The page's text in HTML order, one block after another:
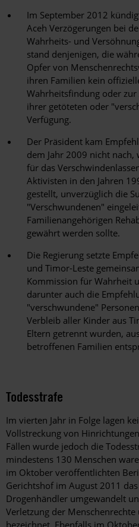
Im September 2012
Aceh Verzögerungen bei
Wahrheits- und
stand denjenigen, die
Opfer von
ihren Familien kein
Wahrheitsfindung oder
ihrer getöteten oder
Verfügung.
Der Präsident kam
dem Jahr 2009 nicht
für das
Aktivisten in den Jahren
gestellt, unverzüglich die
"Verschwundenen"
Familienangehörigen
gewährt werden sollte.
Die Regierung setzte
und Timor-Leste
Kommission für Wahrheit
darunter auch die
"verschwundene"
Verbleib aller Kinder aus
Eltern getrennt wurden,
betroffenen Familien
Todesstrafe
Im vierten Jahr in Folge lagen
Vollstreckung von
Fällen wurde jedoch die
mindestens 130 Menschen
im Oktober veröffentlichten
Gerichtshof im August 2011
Drogenhändler umgewandelt
Verletzung der